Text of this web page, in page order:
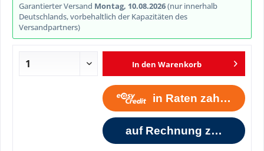
Garantierter Versand Montag, 10.08.2026(nur innerhalb
Deutschlands, vorbehaltlich der Kapazitäten des
Versandpartners)
In den Warenkorb